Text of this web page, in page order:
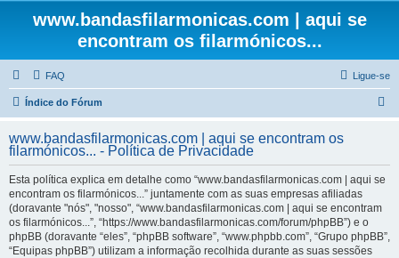
www.bandasfilarmonicas.com | aqui se
encontram os filarmónicos...
FAQ Ligue-se
Índice do Fórum
q
www.bandasfilarmonicas.com | aqui se encontram os
filarmónicos... - Política de Privacidade
Esta política explica em detalhe como “www.bandasfilarmonicas.com | aqui se
encontram os filarmónicos...” juntamente com as suas empresas afiliadas
(doravante "nós", "nosso", “www.bandasfilarmonicas.com | aqui se encontram
os filarmónicos...”, “https://www.bandasfilarmonicas.com/forum/phpBB”) e o
phpBB (doravante “eles”, “phpBB software”, “www.phpbb.com”, “Grupo phpBB”,
“Equipas phpBB”) utilizam a informação recolhida durante as suas sessões